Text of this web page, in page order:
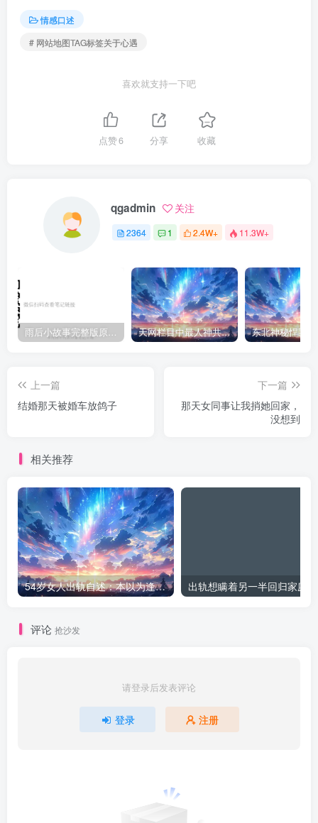
情感口述
# 网站地图TAG标签关于心遇
喜欢就支持一下吧
点赞6 分享 收藏
qgadmin 关注
2364 1 2.4W+ 11.3W+
雨后小故事完整版原片动态图（图+文字解说版） 天网栏目中最人神共愤的一期《消失的夫妻》
上一篇
结婚那天被婚车放鸽子
下一篇
那天女同事让我捎她回家，
没想到
相关推荐
54岁女人出轨自述：本以为逢场作戏
评论 抢沙发
请登录后发表评论
登录 注册